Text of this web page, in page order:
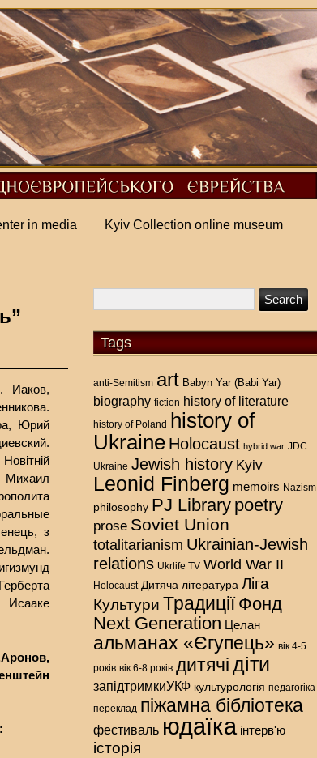
in media Kyiv Collection online museum
Иаков,
Юрий
Михаил
з
Tags
anti-Semitism art Babyn Yar (Babi Yar)
biography fiction history of literature
history of Poland history of
Ukraine Holocaust hybrid war JDC
Ukraine Jewish history Kyiv
Leonid Finberg memoirs Nazism
philosophy PJ Library poetry
prose Soviet Union
totalitarianism Ukrainian-Jewish
relations Ukrlife TV World War II
Holocaust Дитяча література Ліга
Культури Традиції Фонд
Next Generation Целан
альманах «Єгупець» вік 4-5
років вік 6-8 років дитячідіти
запідтримкиУКФ культурологія педагогіка
переклад піжамна бібліотека
фестиваль юдаїка інтерв'ю
історія